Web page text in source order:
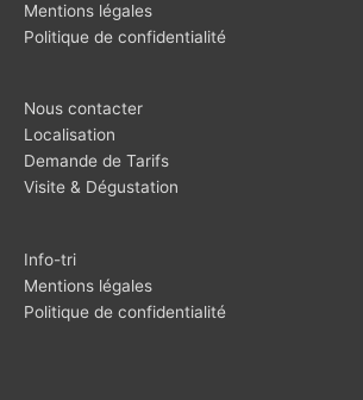
Mentions légales
Politique de confidentialité
Nous contacter
Localisation
Demande de Tarifs
Visite & Dégustation
Info-tri
Mentions légales
Politique de confidentialité